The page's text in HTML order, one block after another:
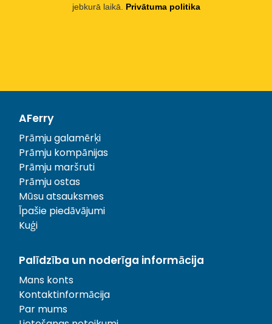
jebkurā laikā.
Privātuma politika
AFerry
Prāmju galamērķi
Prāmju kompānijas
Prāmju maršruti
Prāmju ostas
Mūsu atsauksmes
Īpašie piedāvājumi
Kuģi
Palīdzība un noderīga informācija
Mans konts
Kontaktinformācija
Par mums